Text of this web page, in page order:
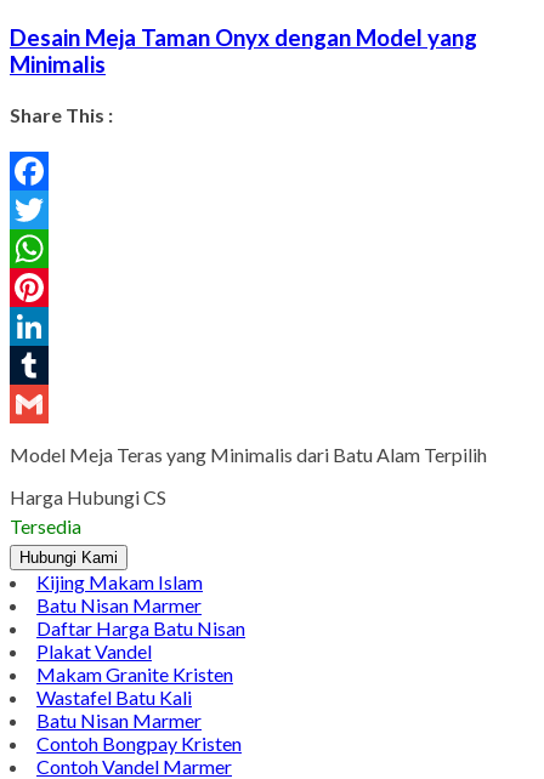
Desain Meja Taman Onyx dengan Model yang
Minimalis
Share This :
Facebook
Twitter
WhatsApp
Pinterest
LinkedIn
Tumblr
Model Meja Teras yang Minimalis dari Batu Alam Terpilih
Harga Hubungi CS
Tersedia
Hubungi Kami
Kijing Makam Islam
Batu Nisan Marmer
Daftar Harga Batu Nisan
Plakat Vandel
Makam Granite Kristen
Wastafel Batu Kali
Batu Nisan Marmer
Contoh Bongpay Kristen
Contoh Vandel Marmer